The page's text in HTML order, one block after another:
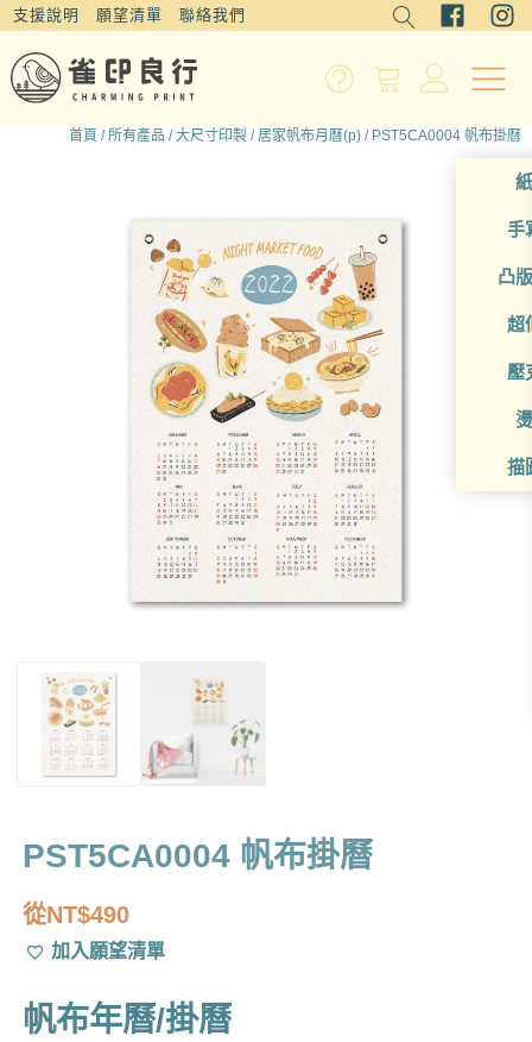
支援說明 願望清單 聯絡我們
手
凸
超
壓
描
首頁 /所有產品 /大尺寸印製 / 居家帆布月曆(p) / PST5CA0004 帆布掛曆
PST5CA0004 帆布掛曆
從NT$490
加入願望清單
帆布年曆/掛曆